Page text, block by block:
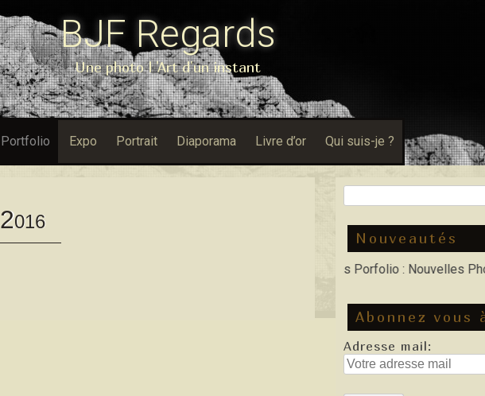
BJF Regards
Une photo l 'Art d'un instant
Portfolio Expo Portrait Diaporama Livre d’or Qui suis-je ?
2016
Nouveautés
Dans Porfolio : Nouvelles Photos:
Abonnez vous
Adresse mail: